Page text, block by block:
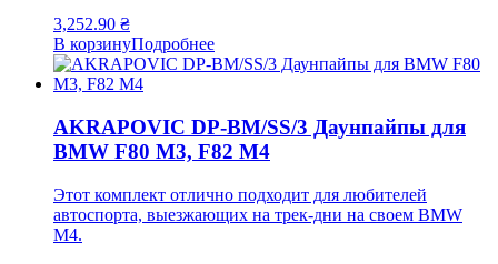
3,252.90 ₴
В корзинуПодробнее
AKRAPOVIC DP-BM/SS/3 Даунпайпы для
BMW F80 M3, F82 M4
Этот комплект отлично подходит для любителей
автоспорта, выезжающих на трек-дни на своем BMW
M4.